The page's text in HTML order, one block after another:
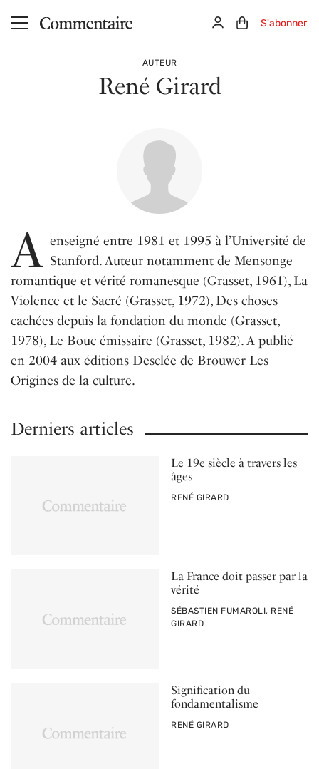
Aller au contenu principal ConnexionPanier (0)
S'abonner
AUTEUR
René Girard
A enseigné entre 1981 et 1995 à l’Université de
Stanford. Auteur notamment de Mensonge
romantique et vérité romanesque (Grasset, 1961), La
Violence et le Sacré (Grasset, 1972), Des choses
cachées depuis la fondation du monde (Grasset,
1978), Le Bouc émissaire (Grasset, 1982). A publié
en 2004 aux éditions Desclée de Brouwer Les
Origines de la culture.
Derniers articles
Le 19e siècle à travers les
âges
PAR
RENÉ GIRARD
La France doit passer par la
vérité
PAR
SÉBASTIEN FUMAROLI, RENÉ
GIRARD
Signification du
fondamentalisme
PAR
RENÉ GIRARD